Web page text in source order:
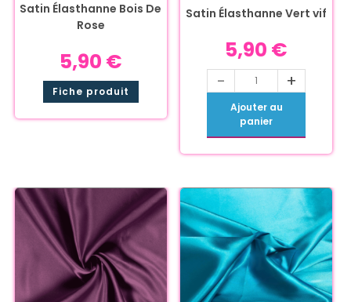
Satin Élasthanne Bois De
Rose
5,90 €
Fiche produit
Satin Élasthanne Vert vif
5,90 €
- +
Ajouter au
panier